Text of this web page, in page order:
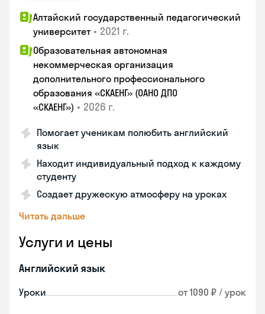
Алтайский государственный педагогический
университет • 2021 г.
Образовательная автономная
некоммерческая организация
дополнительного профессионального
образования «СКАЕНГ» (ОАНО ДПО
«СКАЕНГ») • 2026 г.
Помогает ученикам полюбить английский
язык
Находит индивидуальный подход к каждому
студенту
Создает дружескую атмосферу на уроках
Читать дальше
Услуги и цены
Английский язык
Уроки от 1090 ₽ / урок